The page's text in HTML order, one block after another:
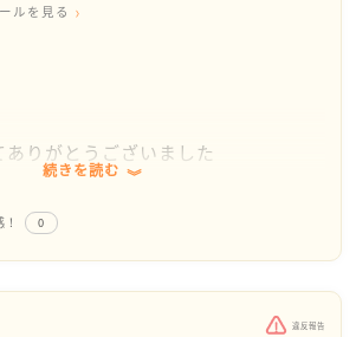
ルを見る
りがとうございました
のですね
れ少なかれ、そりが合わない、感
か意地悪…という人はいるものの、
場だとつらいですね
続きを読む
0
違反報告